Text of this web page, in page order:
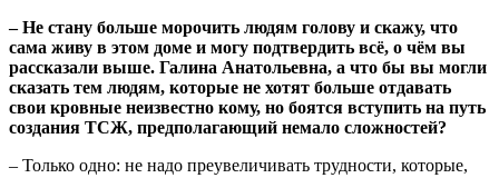
– Не стану больше морочить людям голову и скажу, что
сама живу в этом доме и могу подтвердить всё, о чём вы
рассказали выше. Галина Анатольевна, а что бы вы могли
сказать тем людям, которые не хотят больше отдавать
свои кровные неизвестно кому, но боятся вступить на путь
создания ТСЖ, предполагающий немало сложностей?
– Только одно: не надо преувеличивать трудности, которые,